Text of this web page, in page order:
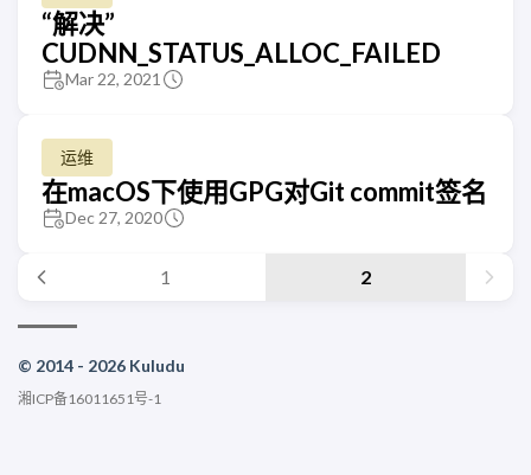
“解决”
CUDNN_STATUS_ALLOC_FAILED
Mar 22, 2021
运维
在macOS下使用GPG对Git commit签名
Dec 27, 2020
1 2
© 2014 - 2026 Kuludu
湘ICP备16011651号-1